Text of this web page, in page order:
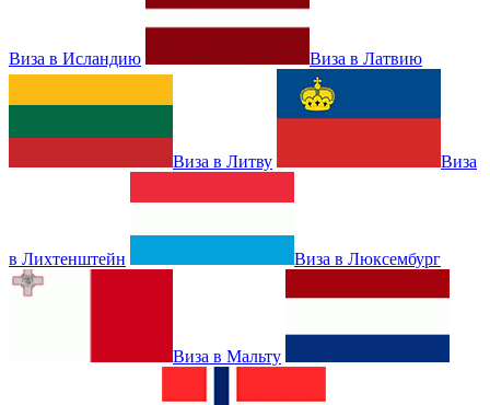
Виза в Исландию Виза в Латвию
Виза в Литву Виза
в Лихтенштейн Виза в Люксембург
Виза в Мальту